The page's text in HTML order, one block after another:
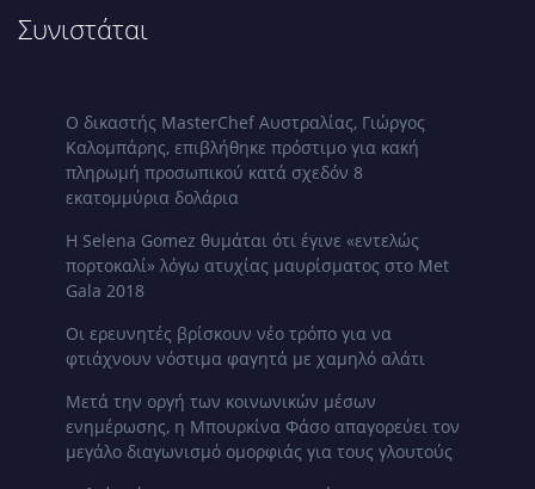
Συνιστάται
Ο δικαστής MasterChef Αυστραλίας, Γιώργος
Καλομπάρης, επιβλήθηκε πρόστιμο για κακή
πληρωμή προσωπικού κατά σχεδόν 8
εκατομμύρια δολάρια
Η Selena Gomez θυμάται ότι έγινε «εντελώς
πορτοκαλί» λόγω ατυχίας μαυρίσματος στο Met
Gala 2018
Οι ερευνητές βρίσκουν νέο τρόπο για να
φτιάχνουν νόστιμα φαγητά με χαμηλό αλάτι
Μετά την οργή των κοινωνικών μέσων
ενημέρωσης, η Μπουρκίνα Φάσο απαγορεύει τον
μεγάλο διαγωνισμό ομορφιάς για τους γλουτούς